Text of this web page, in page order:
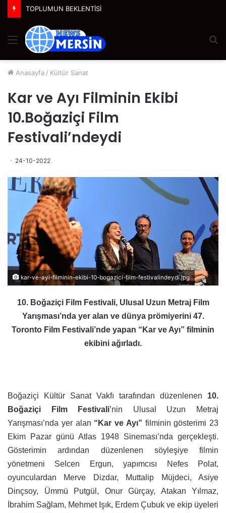
TOPLUMUN BEKLENTİSİ
Menü
Anasayfa / Kültür Sanat
Kar ve Ayı Filminin Ekibi
10.Boğaziçi Film
Festivali’ndeydi
24-10-2022
kar-ve-ayi-filminin-ekibi-10-bogazici-film-festivalindeydi.jpg
10. Boğaziçi Film Festivali, Ulusal Uzun Metraj Film
Yarışması’nda yer alan ve dünya prömiyerini 47.
Toronto Film Festivali’nde yapan “Kar ve Ayı” filminin
ekibini ağırladı.
Boğaziçi Kültür Sanat Vakfı tarafından düzenlenen 10.
Boğaziçi Film Festivali’nin Ulusal Uzun Metraj
Yarışması’nda yer alan “Kar ve Ayı” filminin gösterimi 23
Ekim Pazar günü Atlas 1948 Sineması’nda gerçekleşti.
Gösterimin ardından düzenlenen söyleşiye filmin
yönetmeni Selcen Ergun, yapımcısı Nefes Polat,
oyunculardan Merve Dizdar, Muttalip Müjdeci, Asiye
Dinçsoy, Ümmü Putgül, Onur Gürçay, Atakan Yılmaz,
İbrahim Sağlam, Mehmet Işık, Erdem Çubuk ve ekip üyeleri